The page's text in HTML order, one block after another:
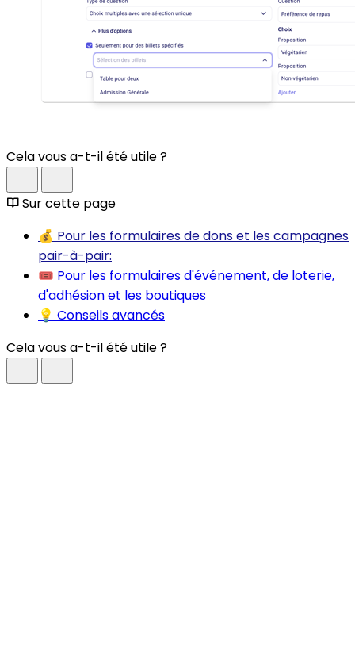
Cela vous a-t-il été utile ?
Sur cette page
💰 Pour les formulaires de dons et les campagnes
pair-à-pair:
🎟️ Pour les formulaires d'événement, de loterie,
d'adhésion et les boutiques
💡 Conseils avancés
Cela vous a-t-il été utile ?